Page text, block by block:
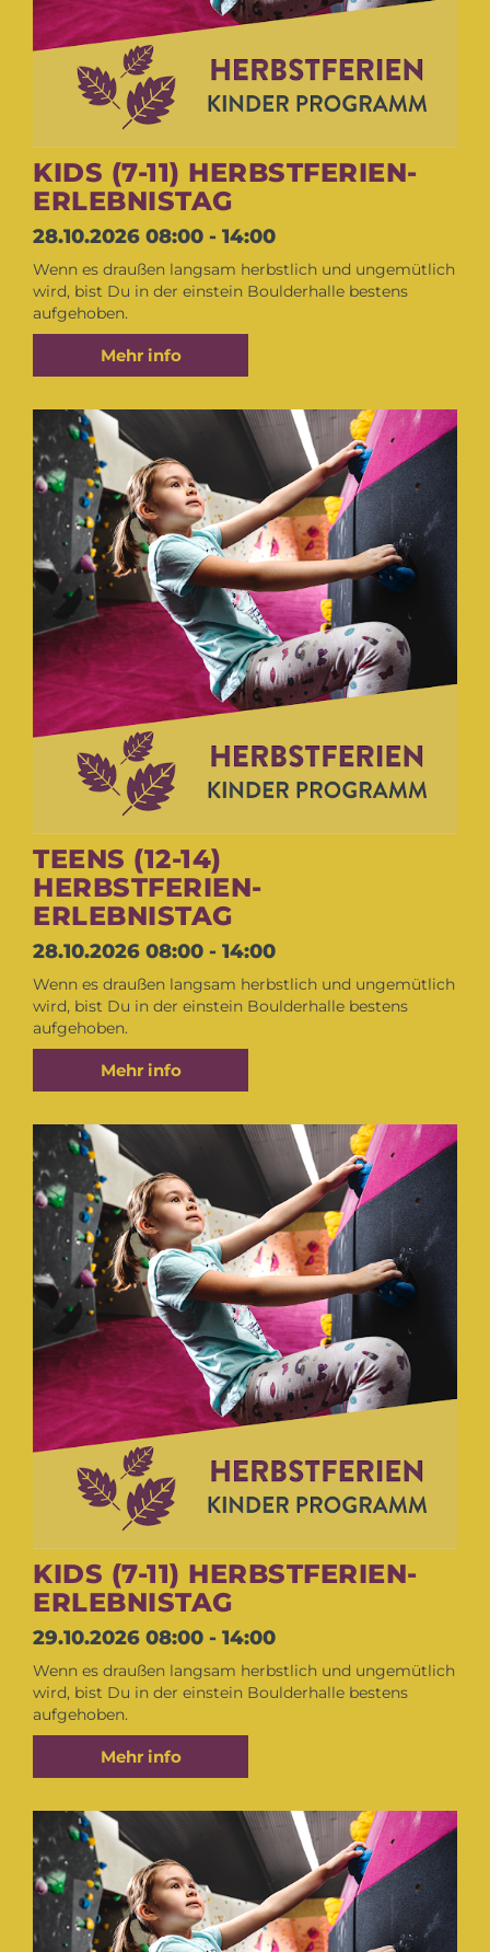
KIDS (7-11) HERBSTFERIEN-
ERLEBNISTAG
28.10.2026 08:00 - 14:00
Wenn es draußen langsam herbstlich und ungemütlich
wird, bist Du in der einstein Boulderhalle bestens
aufgehoben.
Mehr info
TEENS (12-14)
HERBSTFERIEN-
ERLEBNISTAG
28.10.2026 08:00 - 14:00
Wenn es draußen langsam herbstlich und ungemütlich
wird, bist Du in der einstein Boulderhalle bestens
aufgehoben.
Mehr info
KIDS (7-11) HERBSTFERIEN-
ERLEBNISTAG
29.10.2026 08:00 - 14:00
Wenn es draußen langsam herbstlich und ungemütlich
wird, bist Du in der einstein Boulderhalle bestens
aufgehoben.
Mehr info